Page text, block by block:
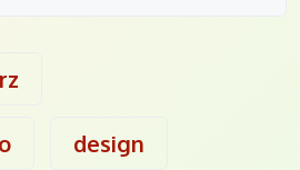
design